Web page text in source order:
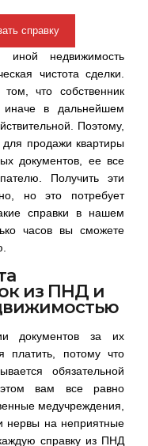
справку
недвижимость
чистота сделки.
что собственник
иначе в дальнейшем
Поэтому,
продажи квартиры
документов, ее все
Получить эти
но это потребует
справки в нашем
часов вы сможете
из ПНД и
документов за их
платить, потому что
обязательной
этом вам все равно
медучреждения,
нервы на неприятные
справку из ПНД